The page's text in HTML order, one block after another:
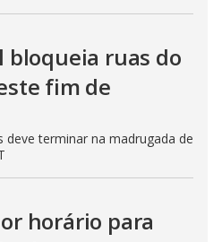
bloqueia ruas do
fim de
terminar na madrugada de
horário para